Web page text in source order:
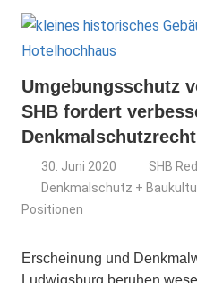
Umgebungsschutz
SHB fordert
Denkmalschutzrecht
30. Juni 2020
SHB
Denkmalschutz +
Positionen
Erscheinung und
Ludwigsburg beruhen